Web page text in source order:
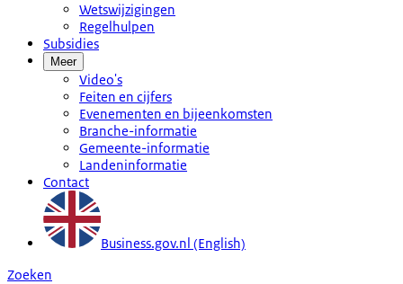
Wetswijzigingen
Regelhulpen
Subsidies
Meer
Video's
Feiten en cijfers
Evenementen en bijeenkomsten
Branche-informatie
Gemeente-informatie
Landeninformatie
Contact
Business.gov.nl (English)
Zoeken